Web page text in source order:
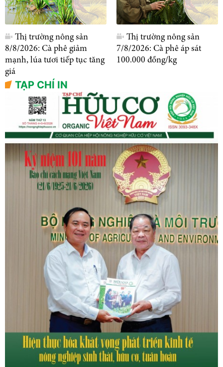
Thị trường nông sản
8/8/2026: Cà phê giảm
mạnh, lúa tươi tiếp tục tăng
giá
Thị trường nông sản
7/8/2026: Cà phê áp sát
100.000 đồng/kg
TẠP CHÍ IN